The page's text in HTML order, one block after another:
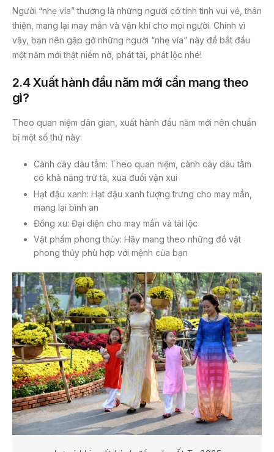
Người “nhẹ vía” thường là những người có tính tình vui vẻ, thân
thiện, mang lại may mắn và vận khí cho mọi người. Chính vì
vậy, bạn nên gặp gỡ những người “nhẹ vía” này để bắt đầu
một năm mới thật niềm nở, phát tài, phát lộc nhé!
2.4 Xuất hành đầu năm mới cần mang theo
gì?
Theo quan niệm dân gian, xuất hành đầu năm mới nên chuẩn
bị một số thứ này:
Cành cây dâu tằm: Theo quan niệm, cành cây dâu tằm
có khả năng trừ tà, xua đuổi vận xui
Hạt đậu xanh: Hạt đậu xanh tượng trưng cho may mắn,
mang lại bình an
Đồng xu: Đại diện cho may mắn và tài lộc
Vật phẩm phong thủy: Hãy mang theo những đồ vật
phong thủy phù hợp với mệnh của bạn